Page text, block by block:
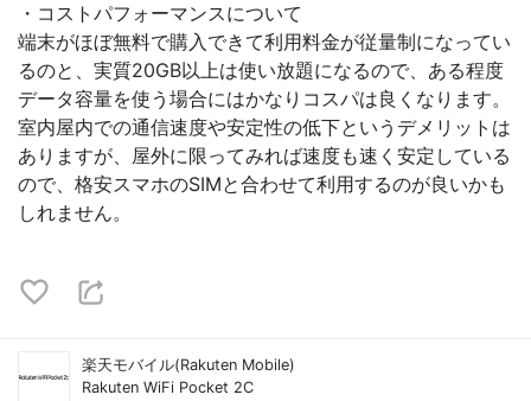
・コストパフォーマンスについて
端末がほぼ無料で購入できて利用料金が従量制になってい
るのと、実質20GB以上は使い放題になるので、ある程度
データ容量を使う場合にはかなりコスパは良くなります。
室内屋内での通信速度や安定性の低下というデメリットは
ありますが、屋外に限ってみれば速度も速く安定している
ので、格安スマホのSIMと合わせて利用するのが良いかも
しれません。
楽天モバイル(Rakuten Mobile)
Rakuten WiFi Pocket 2C